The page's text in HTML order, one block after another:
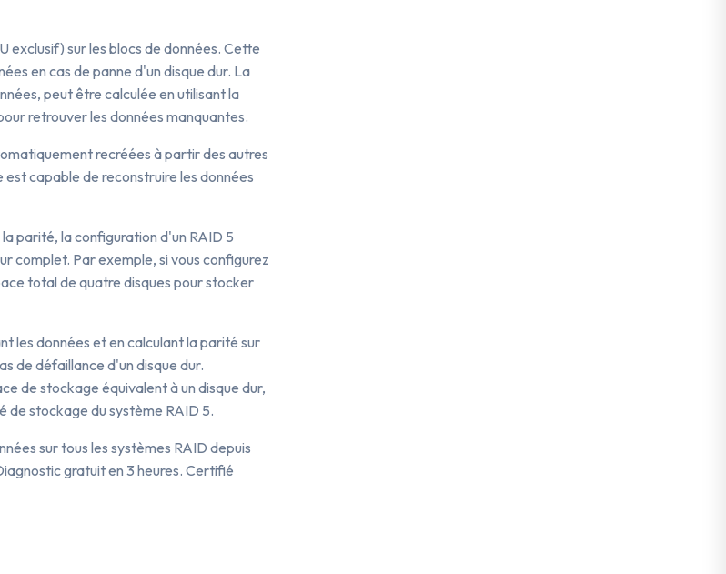
exclusif) sur les blocs de données. Cette
en cas de panne d'un disque dur. La
peut être calculée en utilisant la
retrouver les données manquantes.
recréées à partir des autres
capable de reconstruire les données
parité, la configuration d'un RAID 5
complet. Par exemple, si vous configurez
total de quatre disques pour stocker
les données et en calculant la parité sur
de défaillance d'un disque dur.
de stockage équivalent à un disque dur,
de stockage du système RAID 5.
sur tous les systèmes RAID depuis
gratuit en 3 heures. Certifié